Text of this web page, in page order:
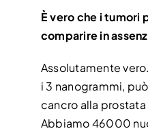
È vero che i tumori
comparire in
Assolutamente
i 3 nanogrammi,
cancro alla
Abbiamo 46000